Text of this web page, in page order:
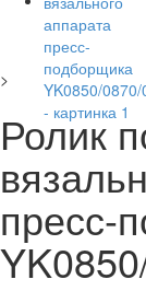
>
Ролик
пресс-